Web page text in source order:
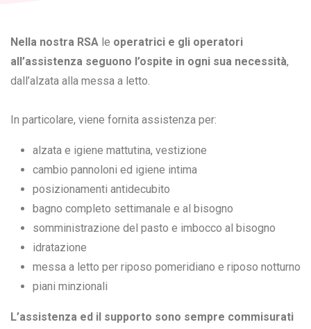
Nella nostra RSA le operatrici e gli operatori
all’assistenza seguono l’ospite in ogni sua necessità,
dall’alzata alla messa a letto.
In particolare, viene fornita assistenza per:
alzata e igiene mattutina, vestizione
cambio pannoloni ed igiene intima
posizionamenti antidecubito
bagno completo settimanale e al bisogno
somministrazione del pasto e imbocco al bisogno
idratazione
messa a letto per riposo pomeridiano e riposo notturno
piani minzionali
L’assistenza ed il supporto sono sempre commisurati